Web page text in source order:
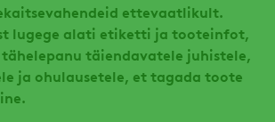
ettevaatlikult.
lugege alati etiketti ja tooteinfot,
täiendavatele juhistele,
ja ohulausetele, et tagada toote